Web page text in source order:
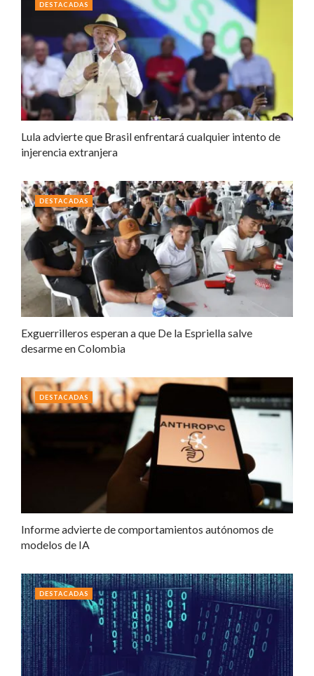
Lula advierte que Brasil enfrentará cualquier intento de
injerencia extranjera
DESTACADAS
Exguerrilleros esperan a que De la Espriella salve
desarme en Colombia
DESTACADAS
Informe advierte de comportamientos autónomos de
modelos de IA
DESTACADAS
DESTACADAS